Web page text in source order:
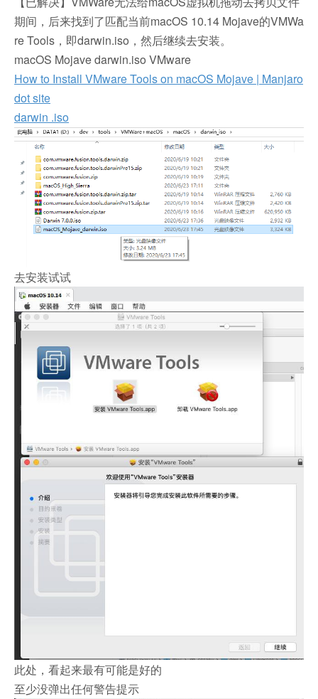
期间，后来找到了匹配当前macOS 10.14 Mojave的VMWa
re Tools，即darwin.iso，然后继续去安装。
macOS Mojave darwin.iso VMware
How to Install VMware Tools on macOS Mojave | Manjaro
dot site
darwin .iso
去安装试试
此处，看起来最有可能是好的
至少没弹出任何警告提示